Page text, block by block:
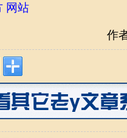
网站
作